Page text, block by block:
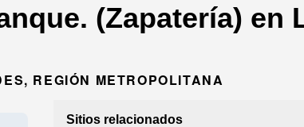
(Zapatería) en
REGIÓN METROPOLITANA
Sitios relacionados